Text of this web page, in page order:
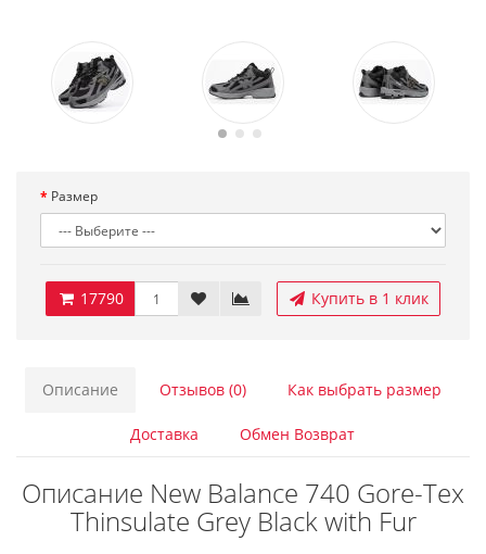
Размер
17790 Купить в 1 клик
Описание Отзывов (0) Как выбрать размер
Доставка Обмен Возврат
Описание New Balance 740 Gore-Tex
Thinsulate Grey Black with Fur